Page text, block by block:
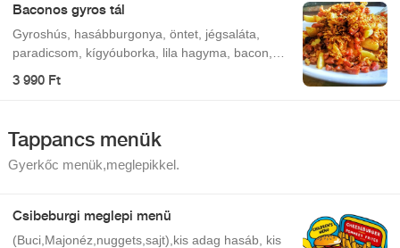
Baconos gyros tál
Gyroshús, hasábburgonya, öntet, jégsaláta,
paradicsom, kígyóuborka, lila hagyma, bacon,
3 990 Ft
Tappancs menük
Gyerkőc menük,meglepikkel.
Csibeburgi meglepi menü
(Buci,Majonéz,nuggets,sajt),kis adag hasáb, kis